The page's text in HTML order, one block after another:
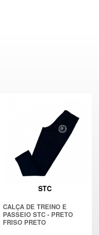
STC
CALÇA DE TREINO E
PASSEIO STC - PRETO
FRISO PRETO